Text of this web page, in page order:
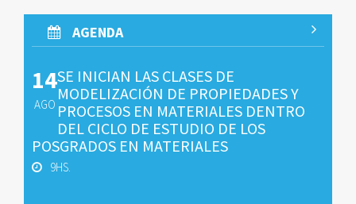
AGENDA
14
AGO
SE INICIAN LAS CLASES DE
MODELIZACIÓN DE PROPIEDADES Y
PROCESOS EN MATERIALES DENTRO
DEL CICLO DE ESTUDIO DE LOS
POSGRADOS EN MATERIALES
9HS.